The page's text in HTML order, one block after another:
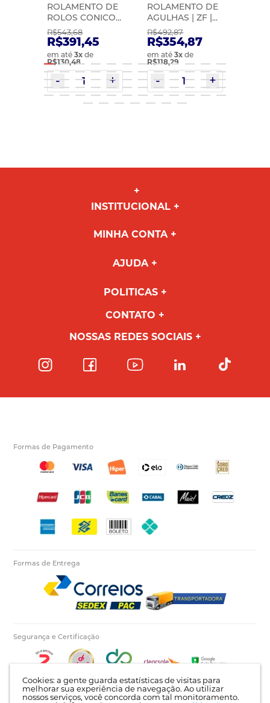
Cookies: a gente guarda estatísticas de visitas para
melhorar sua experiência de navegação. Ao utilizar
nossos serviços, você concorda com tal monitoramento.
ROLAMENTO DE
ROLOS CONICOS
| ZF | 0501398217
R$543,68
R$391,45
em até3x de
R$130,48
ROLAMENTO DE
AGULHAS | ZF |
0735298254
R$492,87
R$354,87
em até3x de
R$118,29
INSTITUCIONAL
MINHA CONTA
AJUDA
POLITICAS
CONTATO
NOSSAS REDES SOCIAIS
Formas de Pagamento
Formas de Entrega
Segurança e Certificação